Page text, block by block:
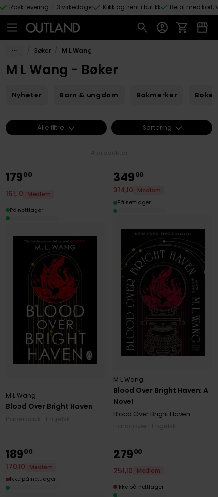
Hopp til hovedinnhold
Rask levering: 1-3 virkedager Klikk og hent i butikk Betal med kort,
Bøker M L Wang
M L Wang - Bøker
Nyheter Barn & ungdom Bokmerker
Blood Over Bright Haven
M L Wang
17900
161,10 Medlem
På nettlager
Blood Over Bright Haven: A
Novel
M L Wang
Blood Over Bright Haven
34900
314,10
Medlem
På nettlager
18900
170,10
Medlem
Ikke på nettlager
27900
251,10 Medlem
Ikke på nettlager
Alle filtre Sortering